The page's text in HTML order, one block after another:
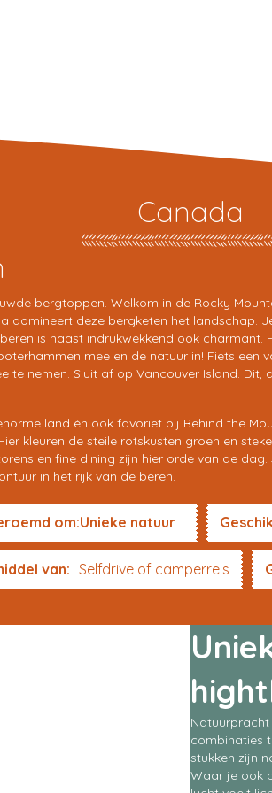
Canada
bergtoppen. Welkom in de Rocky
domineert deze bergketen het landschap.
is naast indrukwekkend ook
mee en de natuur in! Fiets
te nemen. Sluit af op Vancouver Island.
land én ook favoriet bij Behind the
kleuren de steile rotskusten groen en
en fine dining zijn hier orde van de
in het rijk van de beren.
om:Unieke natuur
van: Selfdrive of camperreis
combinaties
stukken zijn
Waar je ook